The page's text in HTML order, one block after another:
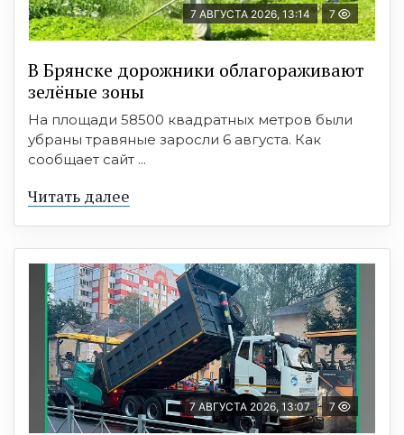
7 АВГУСТА 2026, 13:14 7
В Брянске дорожники облагораживают
зелёные зоны
На площади 58500 квадратных метров были
убраны травяные заросли 6 августа. Как
сообщает сайт ...
Читать далее
7 АВГУСТА 2026, 13:07 7